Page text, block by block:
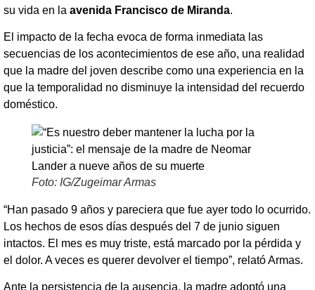
su vida en la avenida Francisco de Miranda.
El impacto de la fecha evoca de forma inmediata las
secuencias de los acontecimientos de ese año, una realidad
que la madre del joven describe como una experiencia en la
que la temporalidad no disminuye la intensidad del recuerdo
doméstico.
Foto: IG/Zugeimar Armas
“Han pasado 9 años y pareciera que fue ayer todo lo ocurrido.
Los hechos de esos días después del 7 de junio siguen
intactos. El mes es muy triste, está marcado por la pérdida y
el dolor. A veces es querer devolver el tiempo”, relató Armas.
Ante la persistencia de la ausencia, la madre adoptó una